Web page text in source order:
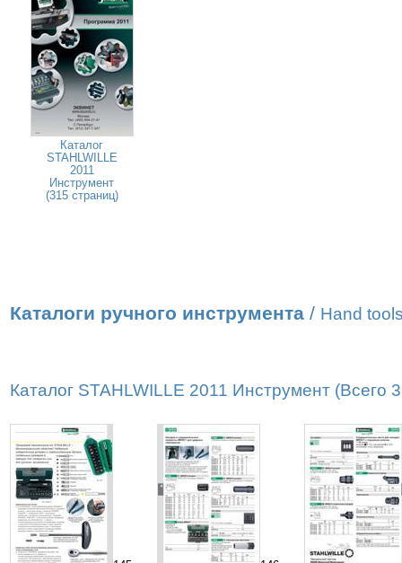
Каталог
STAHLWILLE
2011
Инструмент
(315 страниц)
Каталоги ручного инструмента / Hand
Каталог STAHLWILLE 2011 Инструмент (Всего